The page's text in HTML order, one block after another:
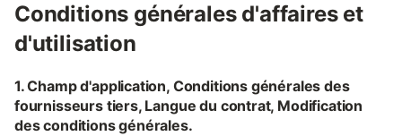
Conditions générales d'affaires et
d'utilisation
1. Champ d'application, Conditions générales des
fournisseurs tiers, Langue du contrat, Modification
des conditions générales.